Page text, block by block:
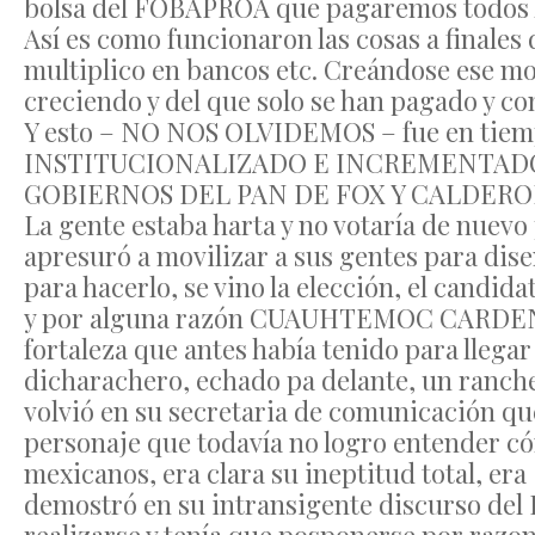
bolsa del FOBAPROA que pagaremos
Así es como funcionaron las cosas a
multiplico en bancos etc. Creándose ese
creciendo y del que solo se han pagado y
Y esto – NO NOS OLVIDEMOS – fue en
INSTITUCIONALIZADO E
GOBIERNOS DEL PAN DE FOX Y
La gente estaba harta y no votaría de
apresuró a movilizar a sus gentes para
para hacerlo, se vino la elección, el
y por alguna razón CUAUHTEMOC
fortaleza que antes había tenido para
dicharachero, echado pa delante, un
volvió en su secretaria de comunicación
personaje que todavía no logro entender
mexicanos, era clara su ineptitud total,
demostró en su intransigente discurso del